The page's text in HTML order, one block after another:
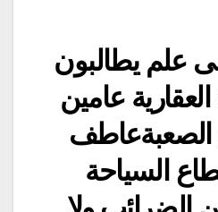
علم يطالبون
عامين
الصعبةعاطف
السياحة